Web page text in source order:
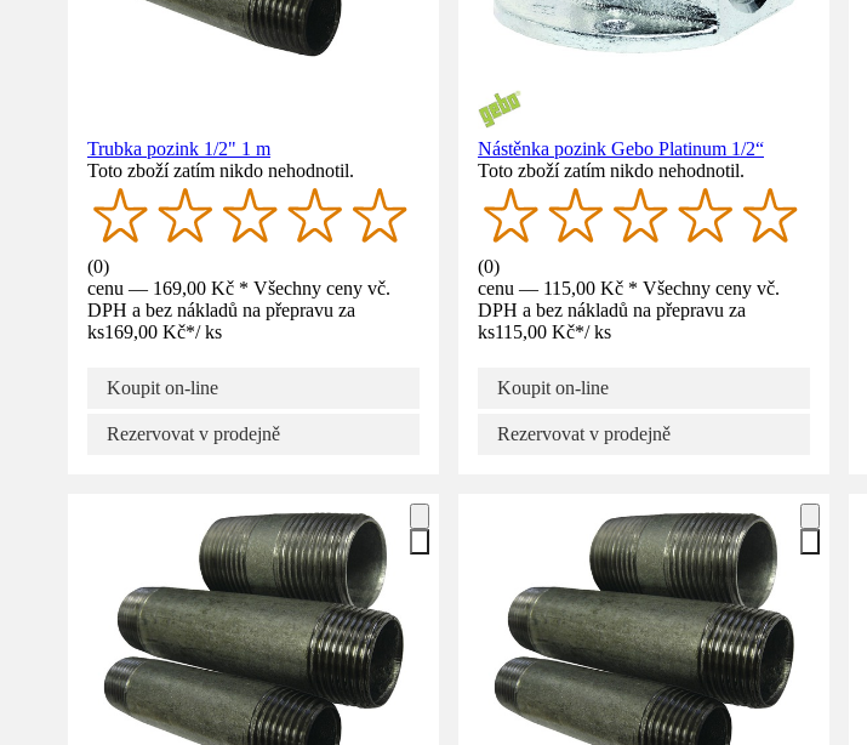
Trubka pozink 1/2" 1 m
Toto zboží zatím nikdo nehodnotil.
(0)
cenu — 169,00 Kč * Všechny ceny vč.
DPH a bez nákladů na přepravu za
ks169,00 Kč*/ ks
Koupit on-line
Rezervovat v prodejně
Nástěnka pozink Gebo Platinum 1/2“
Toto zboží zatím nikdo nehodnotil.
(0)
cenu — 115,00 Kč * Všechny ceny vč.
DPH a bez nákladů na přepravu za
ks115,00 Kč*/ ks
Koupit on-line
Rezervovat v prodejně